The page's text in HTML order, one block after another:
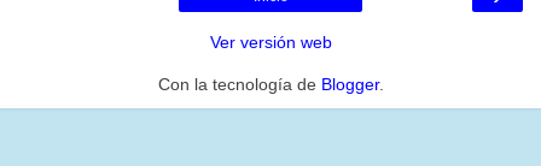
Ver versión web
Con la tecnología de Blogger.